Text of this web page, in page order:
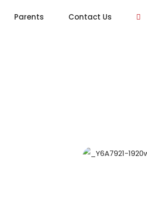
Parents Contact Us